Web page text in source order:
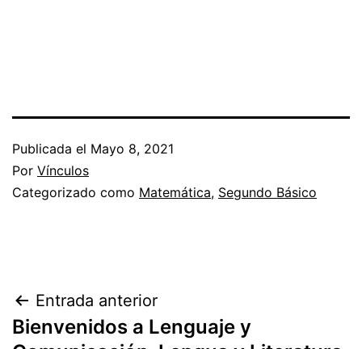
Publicada el Mayo 8, 2021
Por Vínculos
Categorizado como Matemática, Segundo Básico
Navegación
de
Entrada anterior
Bienvenidos a Lenguaje y